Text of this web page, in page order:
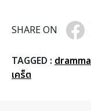
SHARE ON
TAGGED : dramma
เคร็ต